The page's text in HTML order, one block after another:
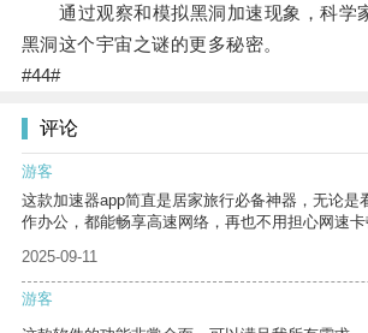
通过观察和模拟黑洞加速现象，科学
黑洞这个宇宙之谜的更多秘密。
#44#
评论
游客
这款加速器app简直是居家旅行必备神器，无论是
作办公，都能畅享高速网络，再也不用担心网速卡
2025-09-11
游客